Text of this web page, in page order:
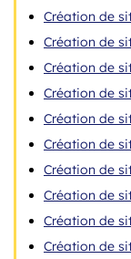
Création de
Création de
Création de
Création de
Création de
Création de
Création de
Création de
Création de
Création de